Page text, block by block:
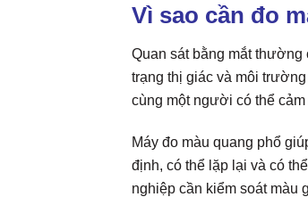
Vì sao cần đo
Quan sát bằng mắt
trạng thị giác và môi
cùng một người có thể
Máy đo màu quang phổ
định, có thể lặp lại và có
nghiệp cần kiểm soát màu